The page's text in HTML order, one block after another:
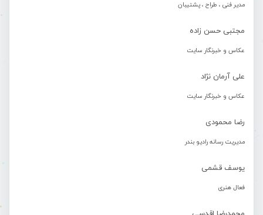
مدیر فنی ، طراح ، پشتیبان
مجتبی حسن زاده
عکاس و خبرنگار سایت
علی آرمان نژاد
عکاس و خبرنگار سایت
رضا محمودی
مدیریت رسانه رادیو بندر
یوسف قشمی
فعال هنری